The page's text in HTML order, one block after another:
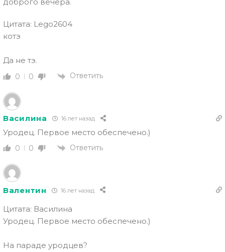
доброго вечера.
Цитата: Lego2604
котэ
Да не тэ.
0 0 Ответить
Василина 16 лет назад
Уродец. Первое место обеспечено.)
0 0 Ответить
Валентин 16 лет назад
Цитата: Василина
Уродец. Первое место обеспечено.)
На параде уродцев?